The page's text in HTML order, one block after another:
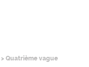
> Quatrième vague